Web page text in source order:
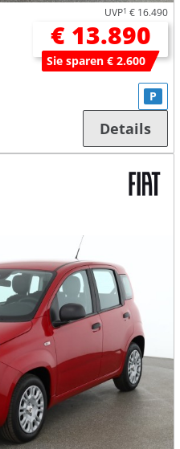
UVP1 € 16.490
€ 13.890
Sie sparen € 2.600
P
Details